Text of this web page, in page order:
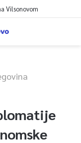
Vilsonovom